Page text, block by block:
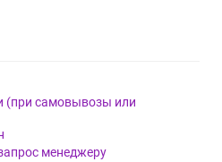
(при самовывозы или
менеджеру